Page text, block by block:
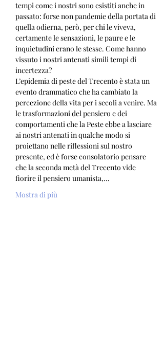
tempi come i nostri sono esistiti anche in
passato: forse non pandemie della portata di
quella odierna, però, per chi le viveva,
certamente le sensazioni, le paure e le
inquietudini erano le stesse. Come hanno
vissuto i nostri antenati simili tempi di
incertezza?
L’epidemia di peste del Trecento è stata un
evento drammatico che ha cambiato la
percezione della vita per i secoli a venire. Ma
le trasformazioni del pensiero e dei
comportamenti che la Peste ebbe a lasciare
ai nostri antenati in qualche modo si
proiettano nelle riflessioni sul nostro
presente, ed è forse consolatorio pensare
che la seconda metà del Trecento vide
fiorire il pensiero umanista,…
Mostra di più